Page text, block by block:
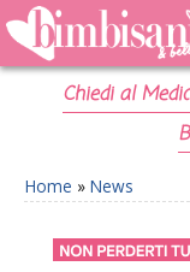
Chiedi al
Home » News